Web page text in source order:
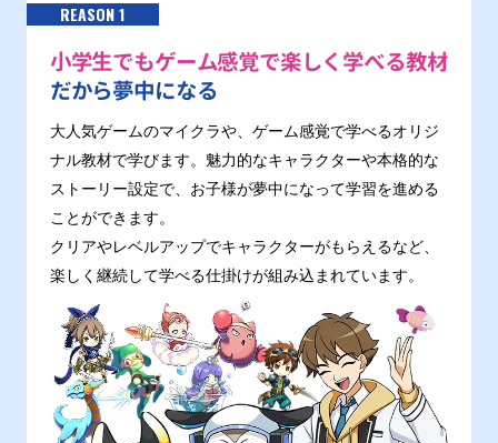
REASON 1
小学生でもゲーム感覚で楽しく学べる教材
だから夢中になる
大人気ゲームのマイクラや、ゲーム感覚で学べるオリジ
ナル教材で学びます。魅力的なキャラクターや本格的な
ストーリー設定で、お子様が夢中になって学習を進める
ことができます。
クリアやレベルアップでキャラクターがもらえるなど、
楽しく継続して学べる仕掛けが組み込まれています。